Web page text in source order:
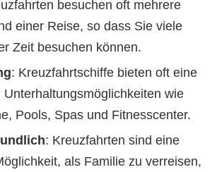
besuchen oft mehrere
einer Reise, so dass Sie viele
Zeit besuchen können.
: Kreuzfahrtschiffe bieten oft eine
Unterhaltungsmöglichkeiten wie
Pools, Spas und Fitnesscenter.
: Kreuzfahrten sind eine
als Familie zu verreisen,